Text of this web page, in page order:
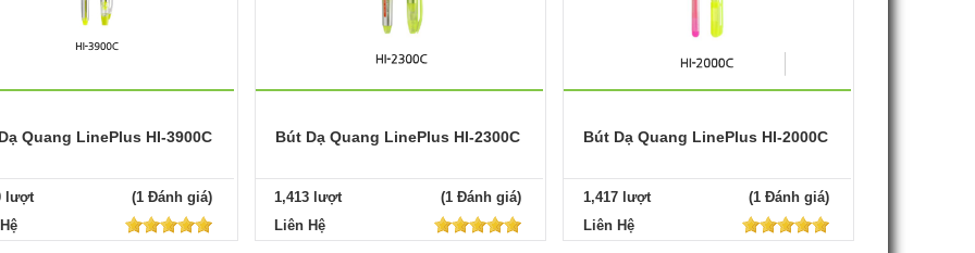
Quang LinePlus HI-3900C
lượt
(1 Đánh giá)
Bút Dạ Quang LinePlus HI-2300C
1,413 lượt
(1 Đánh giá)
Liên Hệ
Bút Dạ Quang LinePlus HI-2000C
1,417 lượt
(1 Đánh giá)
Liên Hệ